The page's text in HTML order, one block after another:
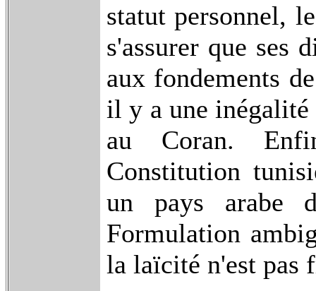
statut personnel,
s'assurer que ses
aux fondements
il y a une inégalité
au Coran.
Constitution
un pays arabe
Formulation
la laïcité n'est pas